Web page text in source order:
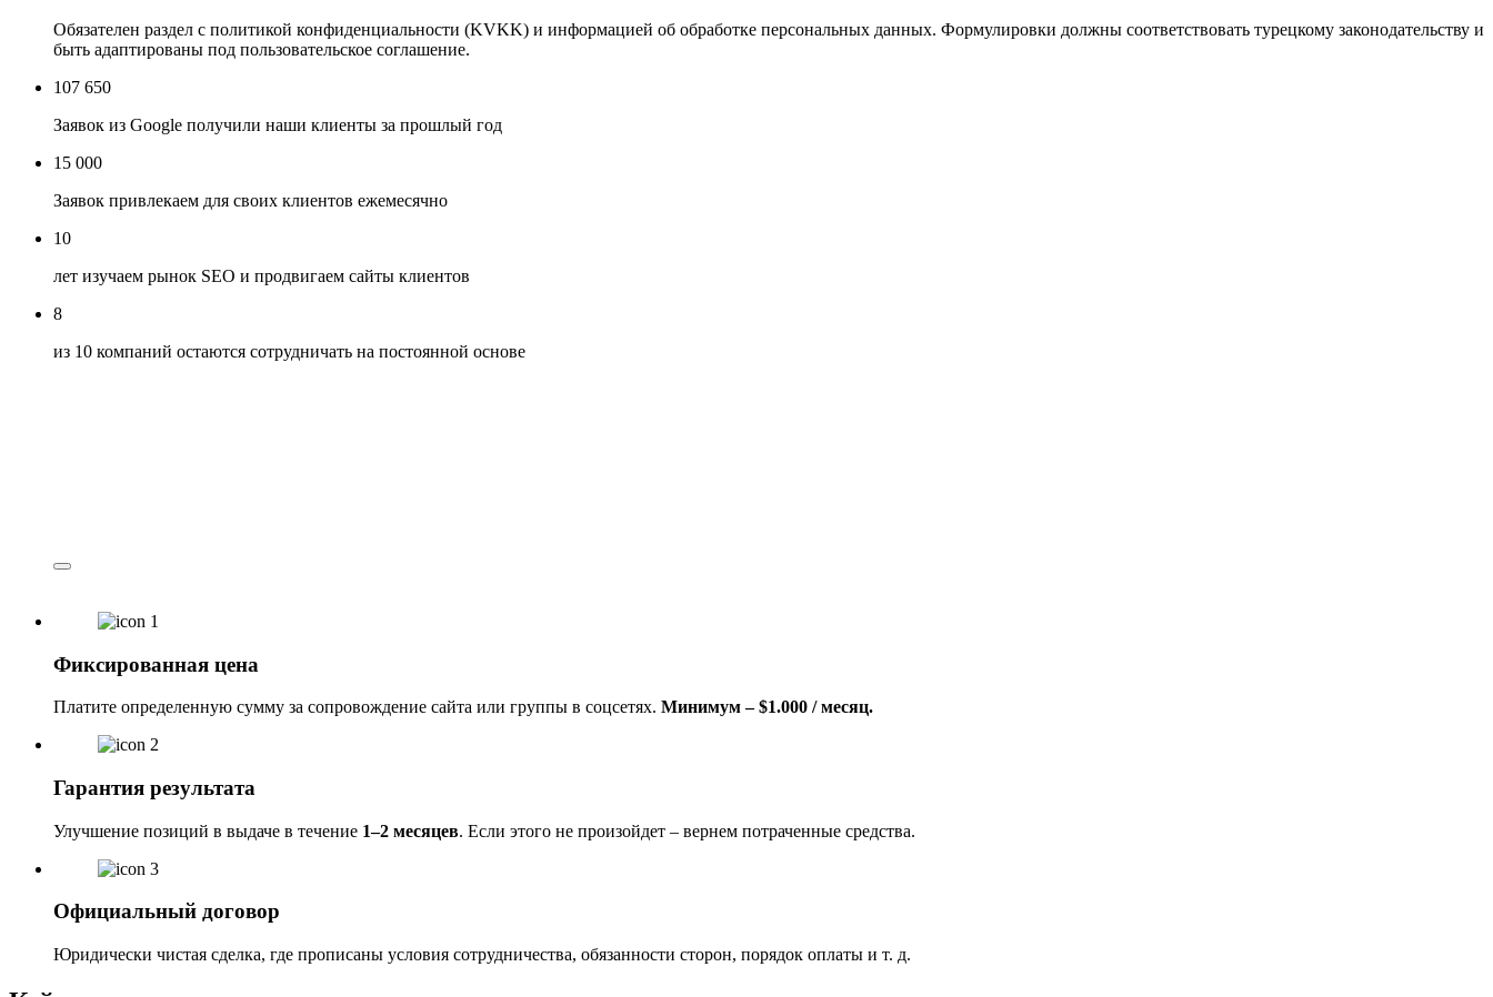
Обязателен раздел с политикой конфиденциальности (KVKK) и информацией об обработке персональных данных. Формулировки должны соответствовать турецкому законодательству и
быть адаптированы под пользовательское соглашение.
107 650
Заявок из Google получили наши клиенты за прошлый год
15 000
Заявок привлекаем для своих клиентов ежемесячно
10
лет изучаем рынок SEO и продвигаем сайты клиентов
8
из 10 компаний остаются сотрудничать на постоянной основе
Фиксированная цена
Платите определенную сумму за сопровождение сайта или группы в соцсетях. Минимум – $1.000 / месяц.
Гарантия результата
Улучшение позиций в выдаче в течение 1–2 месяцев. Если этого не произойдет – вернем потраченные средства.
Официальный договор
Юридически чистая сделка, где прописаны условия сотрудничества, обязанности сторон, порядок оплаты и т. д.